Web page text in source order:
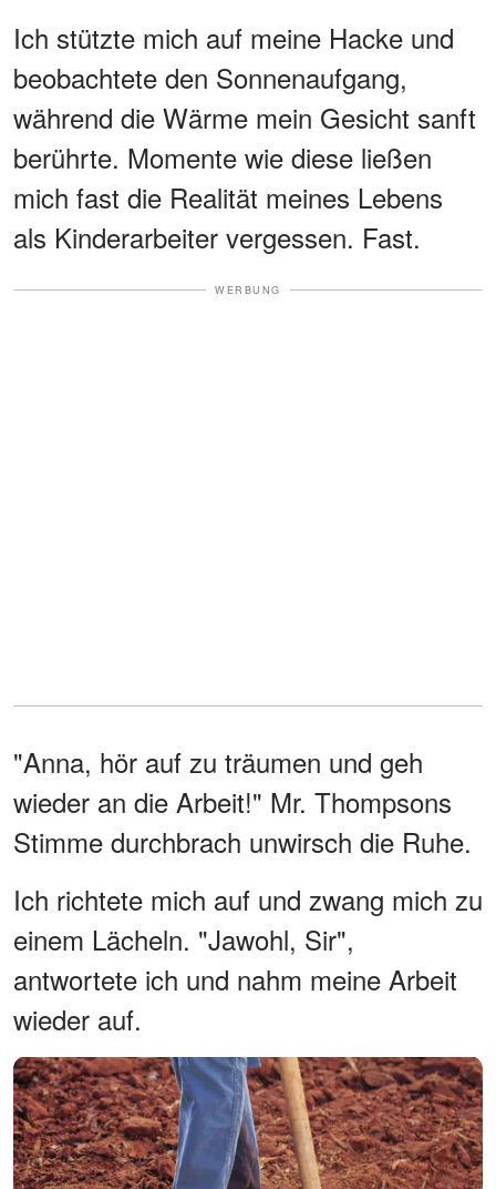
Ich stützte mich auf meine Hacke und
beobachtete den Sonnenaufgang,
während die Wärme mein Gesicht sanft
berührte. Momente wie diese ließen
mich fast die Realität meines Lebens
als Kinderarbeiter vergessen. Fast.
WERBUNG
"Anna, hör auf zu träumen und geh
wieder an die Arbeit!" Mr. Thompsons
Stimme durchbrach unwirsch die Ruhe.
Ich richtete mich auf und zwang mich zu
einem Lächeln. "Jawohl, Sir",
antwortete ich und nahm meine Arbeit
wieder auf.